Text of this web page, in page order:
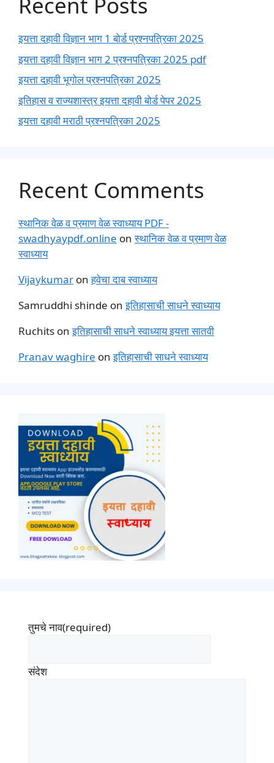
इयत्ता दहावी विज्ञान भाग 1 बोर्ड प्रश्नपत्रिका 2025
इयत्ता दहावी विज्ञान भाग 2 प्रश्नपत्रिका 2025 pdf
इयत्ता दहावी भूगोल प्रश्नपत्रिका 2025
इतिहास व राज्यशास्त्र इयत्ता दहावी बोर्ड पेपर 2025
इयत्ता दहावी मराठी प्रश्नपत्रिका 2025
Recent Comments
स्थानिक वेळ व प्रमाण वेळ स्वाध्याय PDF -
swadhyaypdf.online onस्थानिक वेळ व प्रमाण वेळ
स्वाध्याय
Vijaykumar onहवेचा दाब स्वाध्याय
Samruddhi shinde onइतिहासाची साधने स्वाध्याय
Ruchits onइतिहासाची साधने स्वाध्याय इयत्ता सातवी
Pranav waghire onइतिहासाची साधने स्वाध्याय
तुमचे नाव(required)
संदेश